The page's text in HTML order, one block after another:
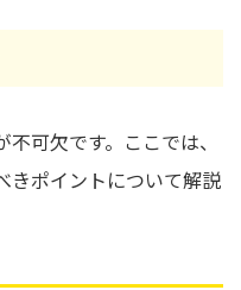
可欠です。ここでは、
きポイントについて解説